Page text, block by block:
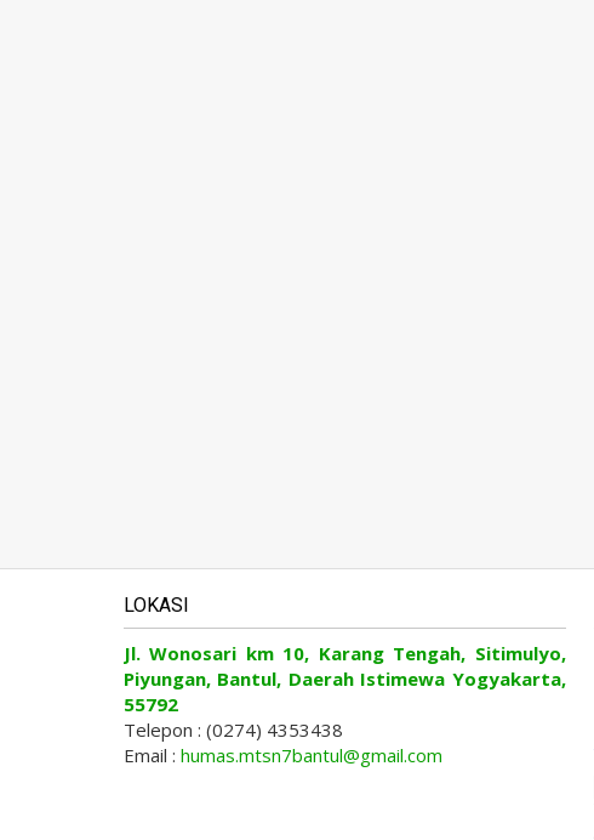
LOKASI
Jl. Wonosari km 10, Karang Tengah, Sitimulyo,
Piyungan, Bantul, Daerah Istimewa Yogyakarta,
55792
Telepon : (0274) 4353438
Email : humas.mtsn7bantul@gmail.com